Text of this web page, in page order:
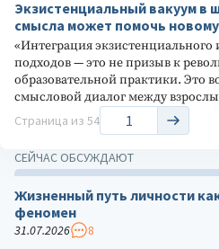
Экзистенциальный вакуум в
смысла может помочь
«Интеграция экзистенциального
подходов — это не призыв к
образовательной практики. Это
смысловой диалог между
Страница из 54
СЕЙЧАС ОБСУЖДАЮТ
Жизненный путь личности
феномен
31.07.2026 8